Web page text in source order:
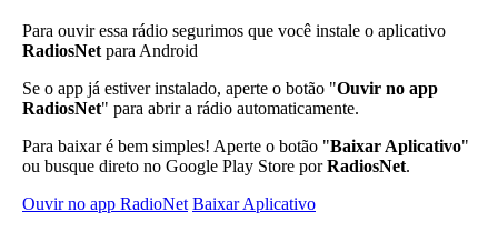
Para ouvir essa rádio segurimos que você instale o aplicativo
RadiosNet para Android
Se o app já estiver instalado, aperte o botão "Ouvir no app
RadiosNet" para abrir a rádio automaticamente.
Para baixar é bem simples! Aperte o botão "Baixar Aplicativo"
ou busque direto no Google Play Store porRadiosNet.
Ouvir no app RadioNet Baixar Aplicativo